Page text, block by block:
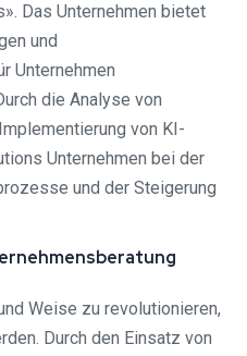
Das Unternehmen bietet
und
Unternehmen
die Analyse von
von KI-
Unternehmen bei der
und der Steigerung
Weise zu revolutionieren,
Durch den Einsatz von